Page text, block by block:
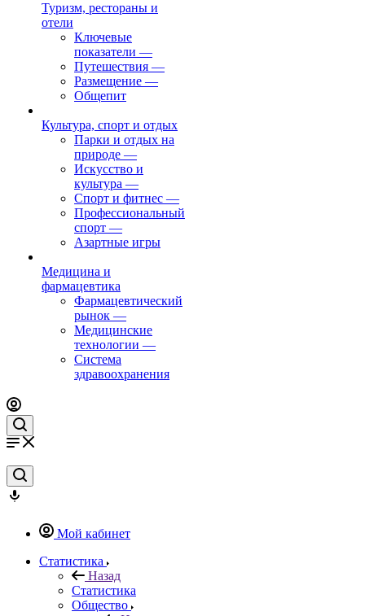
Туризм, рестораны и
отели
Ключевые
показатели —
Путешествия —
Размещение —
Общепит
Культура, спорт и отдых
Парки и отдых на
природе —
Искусство и
культура —
Спорт и фитнес —
Профессиональный
спорт —
Азартные игры
Медицина и
фармацевтика
Фармацевтический
рынок —
Медицинские
технологии —
Система
здравоохранения
Мой кабинет
Статистика
Назад
Статистика
Общество